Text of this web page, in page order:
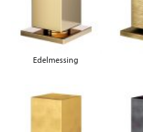
Edelmessing